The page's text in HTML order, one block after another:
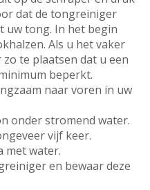
dat de tongreiniger
uw tong. In het begin
Als u het vaker
te plaatsen dat u een
beperkt.
naar voren in uw
onder stromend water.
vijf keer.
met water.
en bewaar deze